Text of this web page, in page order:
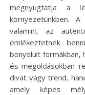
megnyugtatja a
környezetünkben.
valamint az
emlékeztetnek
bonyolult formákban,
és megoldásokban
divat vagy trend,
amely képes